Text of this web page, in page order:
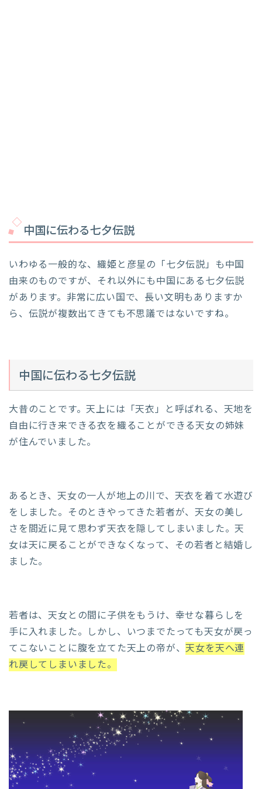
中国に伝わる七夕伝説
いわゆる一般的な、織姫と彦星の「七夕伝説」も中国
由来のものですが、それ以外にも中国にある七夕伝説
があります。非常に広い国で、長い文明もありますか
ら、伝説が複数出てきても不思議ではないですね。
中国に伝わる七夕伝説
大昔のことです。天上には「天衣」と呼ばれる、天地を
自由に行き来できる衣を織ることができる天女の姉妹
が住んでいました。
あるとき、天女の一人が地上の川で、天衣を着て水遊び
をしました。そのときやってきた若者が、天女の美し
さを間近に見て思わず天衣を隠してしまいました。天
女は天に戻ることができなくなって、その若者と結婚し
ました。
若者は、天女との間に子供をもうけ、幸せな暮らしを
手に入れました。しかし、いつまでたっても天女が戻っ
てこないことに腹を立てた天上の帝が、天女を天へ連
れ戻してしまいました。